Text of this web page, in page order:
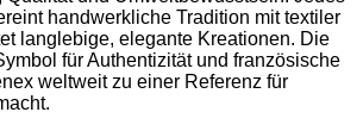
handwerkliche Tradition mit textiler
langlebige, elegante Kreationen. Die
für Authentizität und französische
weltweit zu einer Referenz für